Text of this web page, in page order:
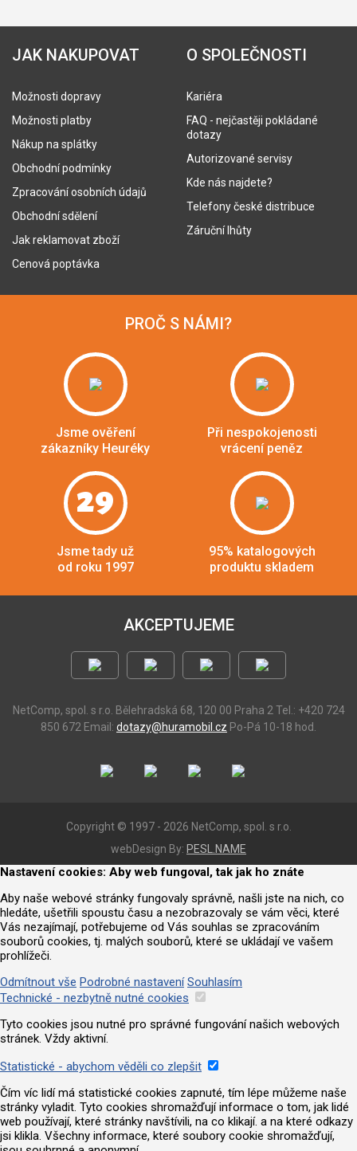
JAK NAKUPOVAT
Možnosti dopravy
Možnosti platby
Nákup na splátky
Obchodní podmínky
Zpracování osobních údajů
Obchodní sdělení
Jak reklamovat zboží
Cenová poptávka
O SPOLEČNOSTI
Kariéra
FAQ - nejčastěji pokládané
dotazy
Autorizované servisy
Kde nás najdete?
Telefony české distribuce
Záruční lhůty
PROČ S NÁMI?
Jsme ověření
zákazníky Heuréky
Při nespokojenosti
vrácení peněz
29
Jsme tady už
od roku 1997
95% katalogových
produktu skladem
AKCEPTUJEME
NetComp, spol. s r.o. Bělehradská 68, 120 00 Praha 2 Tel.: +420 724
850 672 Email: dotazy@huramobil.cz Po-Pá 10-18 hod.
Copyright © 1997 - 2026 NetComp, spol. s r.o.
webDesign By: PESL.NAME
Nastavení cookies: Aby web fungoval, tak jak ho znáte
Aby naše webové stránky fungovaly správně, našli jste na nich, co
hledáte, ušetřili spoustu času a nezobrazovaly se vám věci, které
Vás nezajímají, potřebujeme od Vás souhlas se zpracováním
souborů cookies, tj. malých souborů, které se ukládají ve vašem
prohlížeči.
Odmítnout vše Podrobné nastavení Souhlasím
Technické - nezbytně nutné cookies
Tyto cookies jsou nutné pro správné fungování našich webových
stránek. Vždy aktivní.
Statistické - abychom věděli co zlepšit
Čím víc lidí má statistické cookies zapnuté, tím lépe můžeme naše
stránky vyladit. Tyto cookies shromažďují informace o tom, jak lidé
web používají, které stránky navštívili, na co klikají. a na které odkazy
jsi klikla. Všechny informace, které soubory cookie shromažďují,